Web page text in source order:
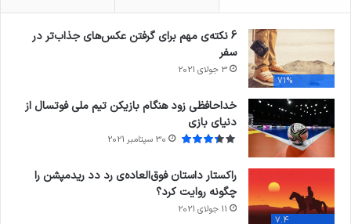
71%
6 نکته‌ی مهم برای گرفتن عکس‌های جذاب‌تر در
سفر
3 جولای 2021
خداحافظی زود هنگام بازیکن تیم ملی فوتسال از
دنیای بازی
30 سپتامبر 2021
7.4
راکستار داستان فوق‌العاده‌ی رد دد ریدمپشن را
چگونه روایت کرد؟
11 جولای 2021